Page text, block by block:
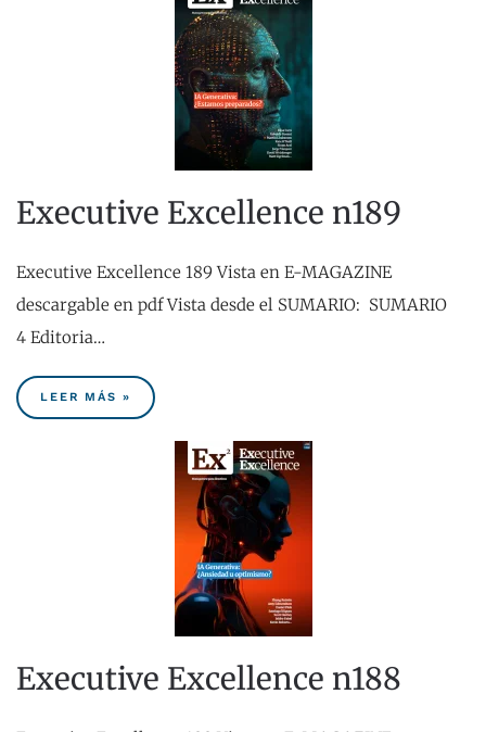
Executive Excellence n189
Executive Excellence 189 Vista en E-MAGAZINE
descargable en pdf Vista desde el SUMARIO: ​ SUMARIO
4 Editoria…
LEER MÁS »
Executive Excellence n188